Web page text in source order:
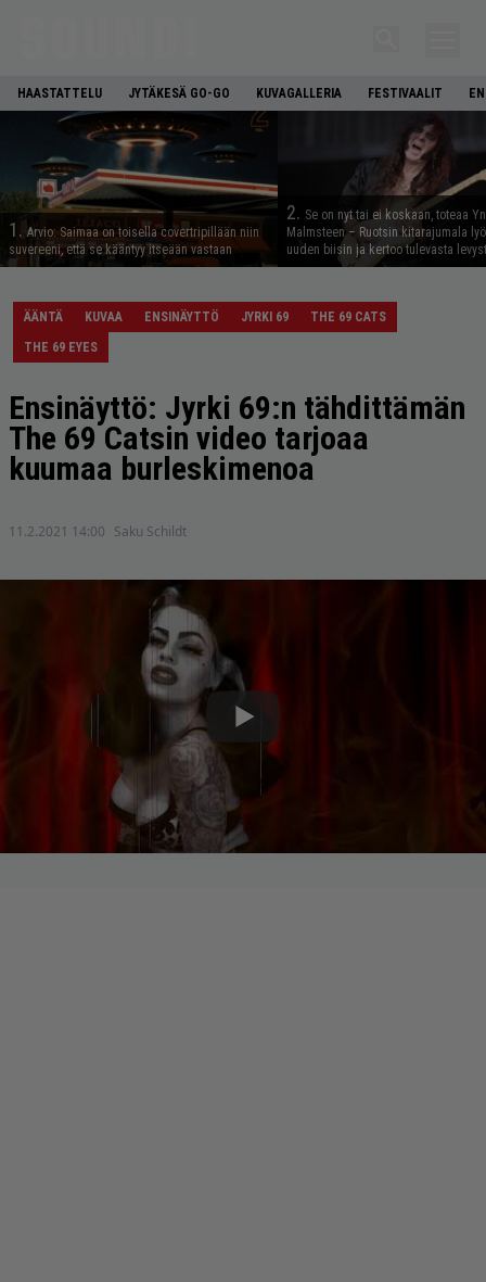
HAASTATTELU JYTÄKESÄ GO-GO KUVAGALLERIA FESTIVAALIT
1. Arvio: Saimaa on toisella covertripillään niin
suvereeni, että se kääntyy itseään vastaan
2. Se on nyt tai ei koskaan, toteaa
Malmsteen – Ruotsin kitarajumala
uuden biisin ja kertoo tulevasta
ÄÄNTÄ KUVAA ENSINÄYTTÖ JYRKI 69
THE 69 CATS
THE 69 EYES
Ensinäyttö: Jyrki 69:n tähdittämän
The 69 Catsin video tarjoaa
kuumaa burleskimenoa
11.2.2021 14:00 Saku Schildt